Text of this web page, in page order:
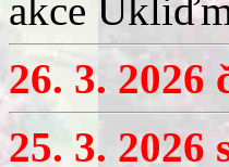
akce
26. 3. 2026
25. 3. 2026